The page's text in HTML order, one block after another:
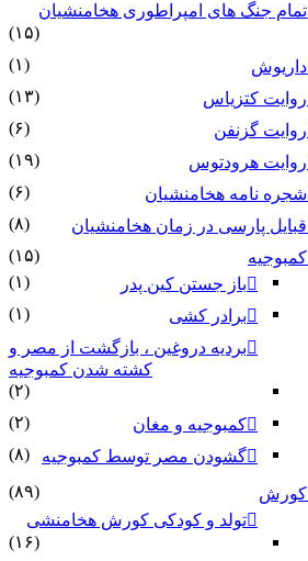
تمام جنگ های امپراطوری هخامنشیان
(۱۵)
داریوش
(۱)
روایت کتزیاس
(۱۳)
روایت گزنفن
(۶)
روایت هرودتوس
(۱۹)
شجره نامه هخامنشیان
(۶)
قبایل پارسی در زمان هخامنشیان
(۸)
کمبوجیه
(۱۵)
باز جستن کین پدر
(۱)
برادر کشی
(۱)
بردیه دروغین ، بازگشت از مصر و
کشته شدن کمبوجیه
(۲)
کمبوجیه و مغان
(۲)
گشودن مصر توسط کمبوجیه
(۸)
کورش
(۸۹)
تولد و کودکی کورش هخامنشی
(۱۶)